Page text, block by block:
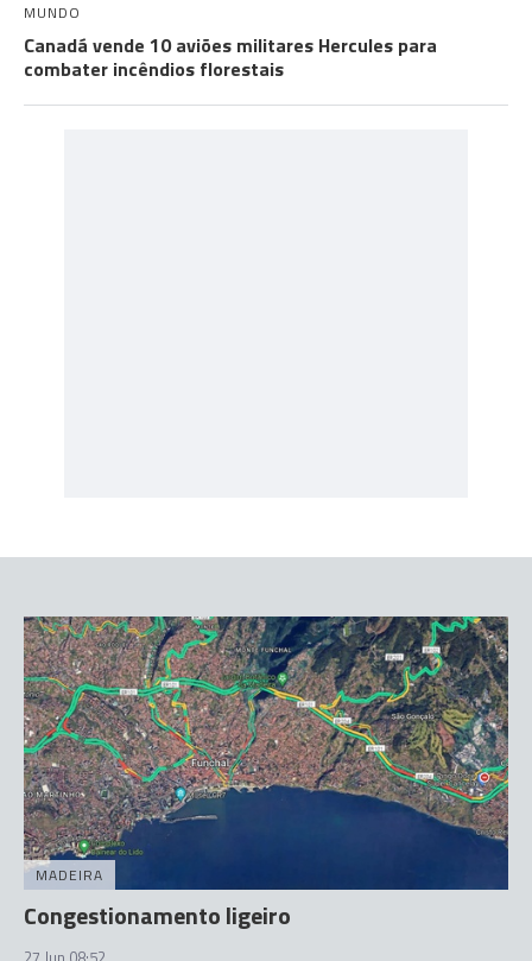
MUNDO
Canadá vende 10 aviões militares Hercules para
combater incêndios florestais
MADEIRA
Congestionamento ligeiro